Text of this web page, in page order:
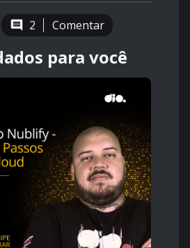
2 Comentar
para você